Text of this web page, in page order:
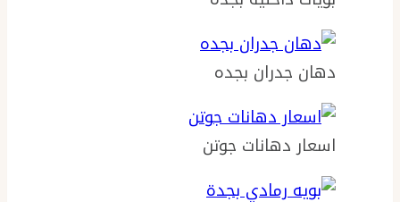
دهان جدران بجده
اسعار دهانات جوتن